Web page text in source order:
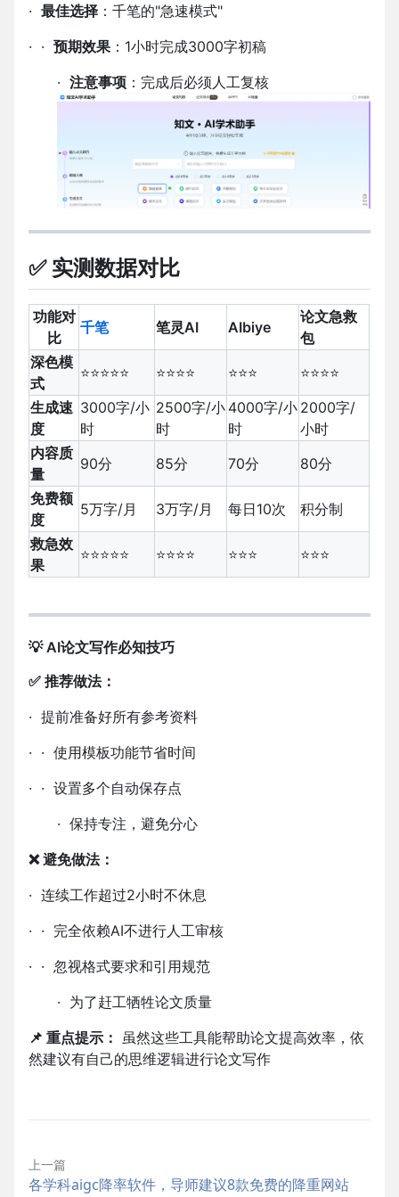
· 最佳选择 ：千笔的"急速模式"
· · 预期效果 ： 1小时完成3000字初稿
· 注意事项 ：完成后必须人工复核
✅ 实测数据对比
功能对
比
千笔 笔灵AI AIbiye
论文急救
包
深色模
式
⭐⭐⭐⭐⭐ ⭐⭐⭐⭐ ⭐⭐⭐
⭐⭐⭐⭐
生成速
度
3000字/小
时
2500字/小
时
4000字/小
时
2000字/
小时
内容质
量
90分 85分 70分
80分
免费额
度
5万字/月 3万字/月 每日10次
积分制
救急效
果
⭐⭐⭐⭐⭐ ⭐⭐⭐⭐ ⭐⭐⭐ ⭐⭐⭐
💡 AI论文写作必知技巧
✅ 推荐做法：
· 提前准备好所有参考资料
· · 使用模板功能节省时间
· · 设置多个自动保存点
· 保持专注，避免分心
❌ 避免做法：
· 连续工作超过2小时不休息
· · 完全依赖AI不进行人工审核
· · 忽视格式要求和引用规范
· 为了赶工牺牲论文质量
📌 重点提示：
​ 虽然这些工具能帮助论文提高效率，依
然建议有自己的思维逻辑进行论文写作
上一篇
各学科aigc降率软件，导师建议8款免费的降重网站